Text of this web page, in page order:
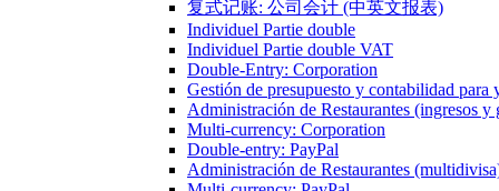
复式记账: 公司会计 (中英文报表)
Individuel Partie double
Individuel Partie double VAT
Double-Entry: Corporation
Gestión de presupuesto y contabilidad para
Administración de Restaurantes (ingresos y
Multi-currency: Corporation
Double-entry: PayPal
Administración de Restaurantes